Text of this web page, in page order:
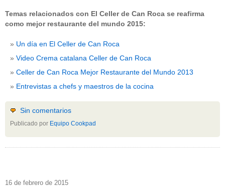
Temas relacionados con El Celler de Can Roca se reafirma
como mejor restaurante del mundo 2015:
Un día en El Celler de Can Roca
Video Crema catalana Celler de Can Roca
Celler de Can Roca Mejor Restaurante del Mundo 2013
Entrevistas a chefs y maestros de la cocina
Sin comentarios
Publicado por Equipo Cookpad
16 de febrero de 2015